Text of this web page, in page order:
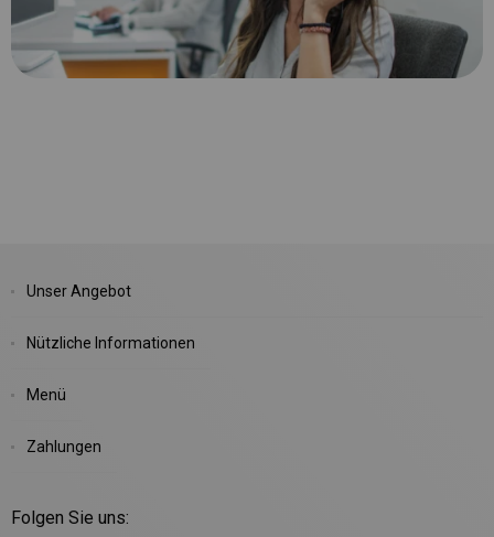
Unser Angebot
Nützliche Informationen
Menü
Zahlungen
Folgen Sie uns: